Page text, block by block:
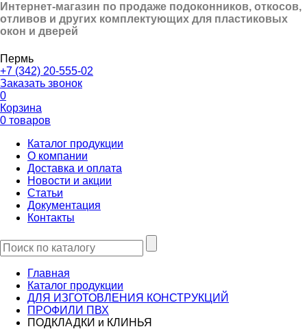
Интернет-магазин по продаже подоконников, откосов,
отливов и других комплектующих для пластиковых
окон и дверей
Пермь
+7 (342) 20-555-02
Заказать звонок
0
Корзина
0 товаров
Каталог продукции
О компании
Доставка и оплата
Новости и акции
Статьи
Документация
Контакты
Главная
Каталог продукции
ДЛЯ ИЗГОТОВЛЕНИЯ КОНСТРУКЦИЙ
ПРОФИЛИ ПВХ
ПОДКЛАДКИ и КЛИНЬЯ